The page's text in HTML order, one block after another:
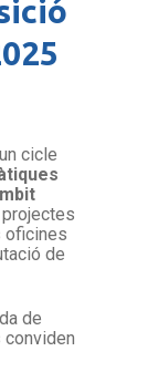
cicle
oficines
de
de
conviden